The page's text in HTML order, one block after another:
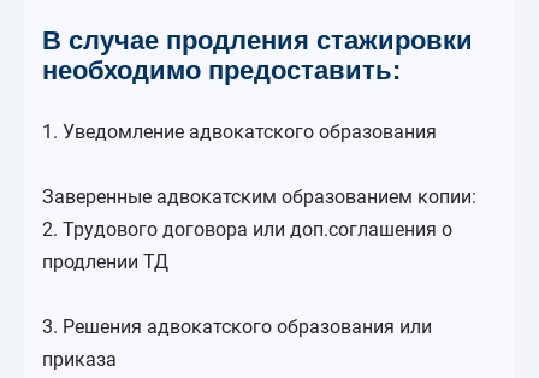
В случае продления стажировки
необходимо предоставить:
1. Уведомление адвокатского образования
Заверенные адвокатским образованием копии:
2. Трудового договора или доп.соглашения о
продлении ТД
3. Решения адвокатского образования или
приказа